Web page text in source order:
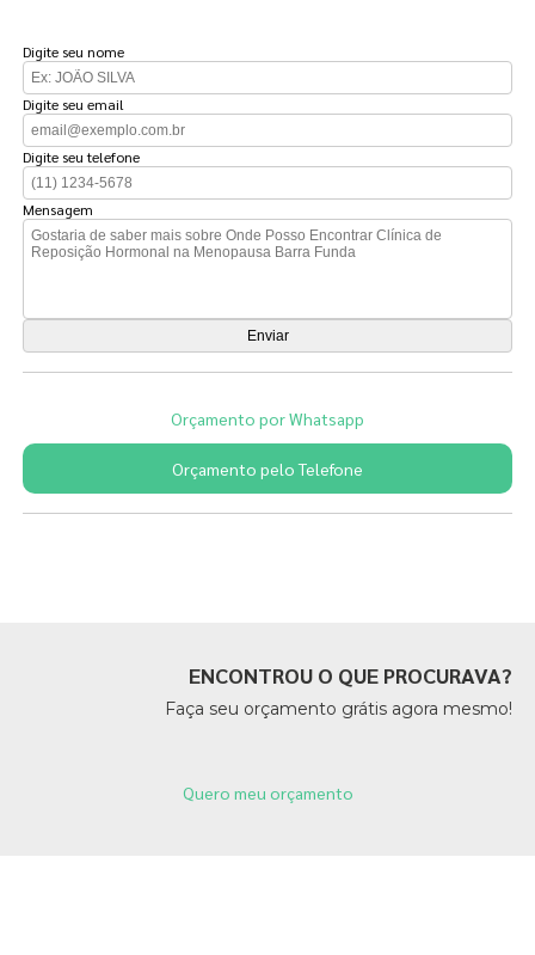
Digite seu nome
Digite seu email
Digite seu telefone
Mensagem
Orçamento por Whatsapp
Orçamento pelo Telefone
ENCONTROU O QUE PROCURAVA?
Faça seu orçamento grátis agora mesmo!
Quero meu orçamento